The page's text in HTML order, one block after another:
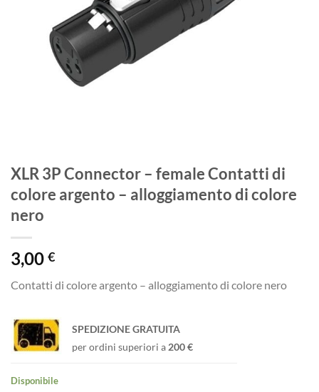
XLR 3P Connector – female Contatti di
colore argento – alloggiamento di colore
nero
3,00 €
Contatti di colore argento – alloggiamento di colore nero
SPEDIZIONE GRATUITA
per ordini superiori a 200 €
Disponibile